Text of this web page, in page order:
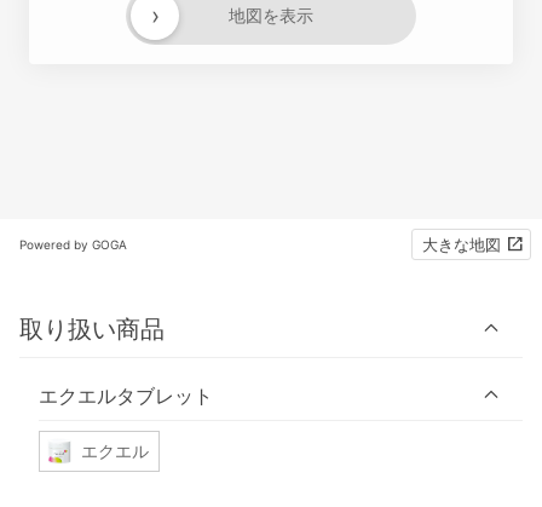
地図を表示
›
Powered by GOGA 大きな地図
取り扱い商品
エクエルタブレット
エクエル